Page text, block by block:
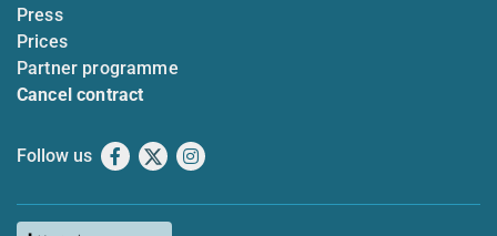
Press
Prices
Partner programme
Cancel contract
Follow us Facebook
X Instagram